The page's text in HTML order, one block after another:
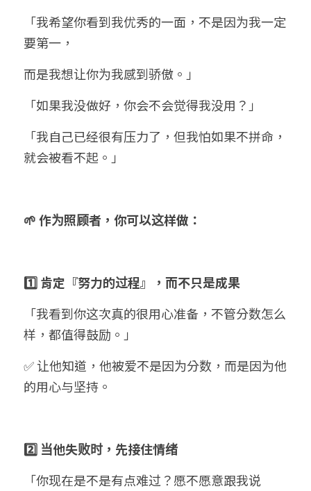
「我希望你看到我优秀的一面，不是因为我一定
要第一，
而是我想让你为我感到骄傲。」
「如果我没做好，你会不会觉得我没用？」
「我自己已经很有压力了，但我怕如果不拼命，
就会被看不起。」
🌱 作为照顾者，你可以这样做：
1️⃣ 肯定『努力的过程』，而不只是成果
「我看到你这次真的很用心准备，不管分数怎么
样，都值得鼓励。」
✅ 让他知道，他被爱不是因为分数，而是因为他
的用心与坚持。
2️⃣ 当他失败时，先接住情绪
「你现在是不是有点难过？愿不愿意跟我说